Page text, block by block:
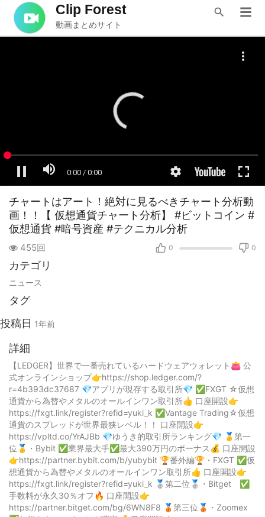
Clip Forest
動画まとめサイト
チャートはアート！絶対に見るべきチャート分析動
画！！【 仮想通貨チャート分析】 #ビットコイン #
仮想通貨 #暗号資産 #テクニカル分析
0 0
455回
カテゴリ
ニュース
タグ
投稿日 1年前
詳細
【LEDGER】世界で一番売れているハードウェアウォレット👛 公
式オンラインショップ👉https://shop.ledger.com/?
r=4b393dc37687 💎アプリが現存する取引所💎 ✅FXGT ☆仮想
通貨から為替やメタルのオールインワン取引所👍 口座開設👉
https://fxgt.link/register?refid=yuki_k ✅Vantage Trading☆仮想
通貨のスプレッドが世界最狭レベル！！ 口座開設👉
https://vpltd.co/YrAJBb 💎ゆうき的取引所ランキング💎 🥇第一
位🥇・Bybit ✅業界最大手✅最大390万円のボーナス💰 口座開設
👉https://partner.bybit.com/b/yubybit 🏆番外編🏆・FXGT ✅仮
想通貨から為替やメタルのオールインワン取引所👍 口座開設👉
https://fxgt.link/register?refid=yuki_k 🥈第二位🥈・Bitget ✅
手数料が永久30％オフ🔥 口座開設👉
https://partner.bitget.com/bg/6WN8F8 🥉第三位🥉・Zoomex